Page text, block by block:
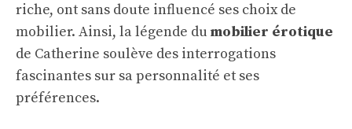
riche, ont sans doute influencé ses choix de
mobilier. Ainsi, la légende du mobilier érotique
de Catherine soulève des interrogations
fascinantes sur sa personnalité et ses
préférences.